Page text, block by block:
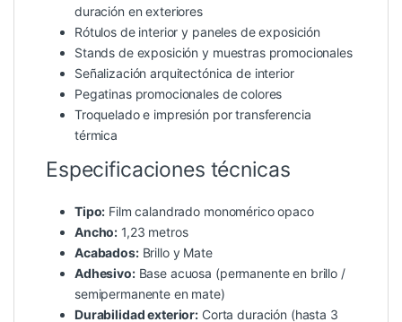
duración en exteriores
Rótulos de interior y paneles de exposición
Stands de exposición y muestras promocionales
Señalización arquitectónica de interior
Pegatinas promocionales de colores
Troquelado e impresión por transferencia
térmica
Especificaciones técnicas
Tipo: Film calandrado monomérico opaco
Ancho: 1,23 metros
Acabados:Brillo y Mate
Adhesivo:Base acuosa (permanente en brillo /
semipermanente en mate)
Durabilidad exterior: Corta duración (hasta 3